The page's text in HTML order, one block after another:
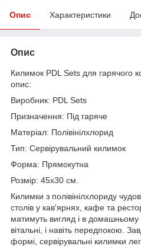
Опис Характеристики
Опис
Килимок PDL Sets для гарячого
опис:
Виробник: PDL Sets
Призначення: Під гаряче
Матеріал: Полівінілхлорид
Тип: Сервірувальний килимок
Форма: Прямокутна
Розмір: 45х30 см.
Килимки з полівінілхлориду
столів у кав'ярнях, кафе та
матимуть вигляд і в домашньому
вітальні, і навіть передпокою.
формі, сервірувальні килимки